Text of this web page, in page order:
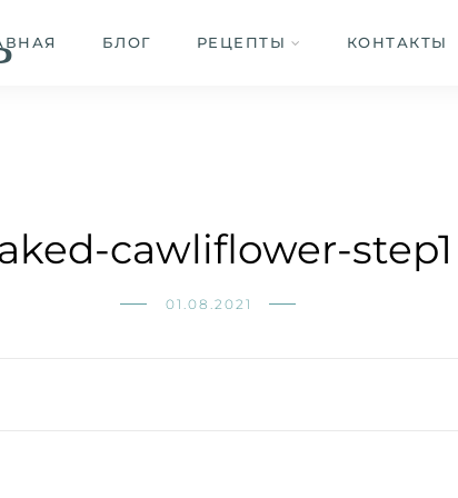
БЛОГ РЕЦЕПТЫ КОНТАКТЫ
cawliflower-step1
01.08.2021